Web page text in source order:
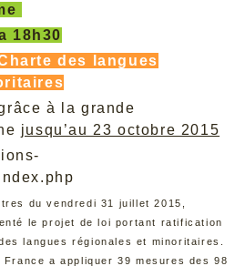
18h30
des langues
à la grande
jusqu’au 23 octobre 2015
du vendredi 31 juillet 2015,
le projet de loi portant ratification
langues régionales et minoritaires.
a appliquer 39 mesures des 98